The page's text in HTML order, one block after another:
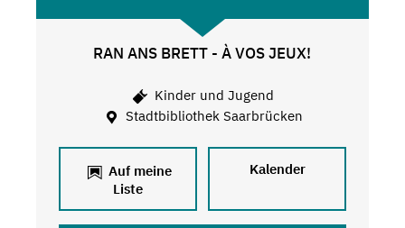
RAN ANS BRETT - À VOS JEUX!
Kinder und Jugend
Stadtbibliothek Saarbrücken
Auf meine
Liste
Kalender